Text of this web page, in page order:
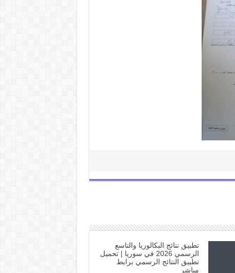
تطبيق نتائج البكالوريا والتاسع
الرسمي 2026 في سوريا | تحميل
تطبيق النتائج الرسمي برابط
مباشر